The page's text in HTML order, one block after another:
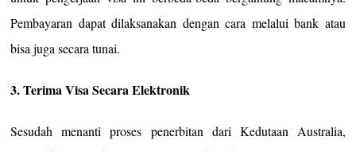
Pembayaran dapat dilaksanakan dengan cara melalui bank atau
bisa juga secara tunai.
3. Terima Visa Secara Elektronik
Sesudah menanti proses penerbitan dari Kedutaan Australia,